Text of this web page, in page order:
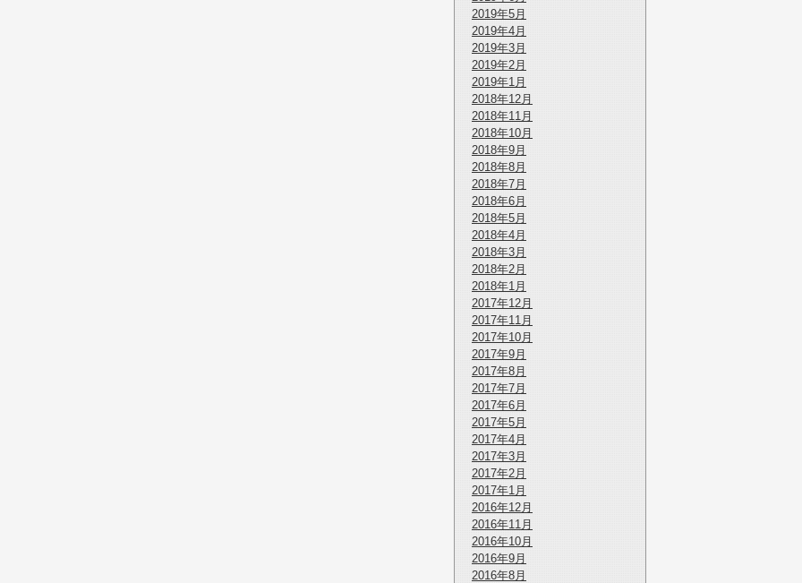
2019年5月
2019年4月
2019年3月
2019年2月
2019年1月
2018年12月
2018年11月
2018年10月
2018年9月
2018年8月
2018年7月
2018年6月
2018年5月
2018年4月
2018年3月
2018年2月
2018年1月
2017年12月
2017年11月
2017年10月
2017年9月
2017年8月
2017年7月
2017年6月
2017年5月
2017年4月
2017年3月
2017年2月
2017年1月
2016年12月
2016年11月
2016年10月
2016年9月
2016年8月